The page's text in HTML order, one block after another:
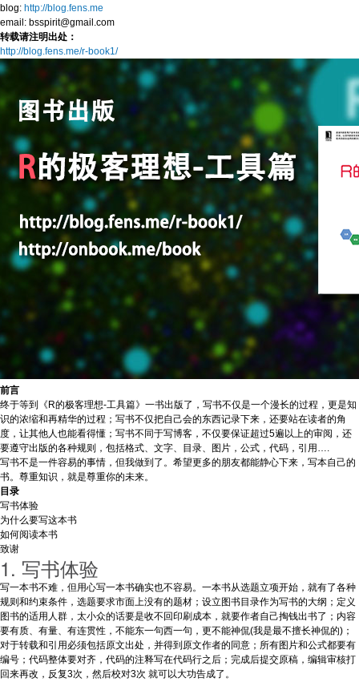
blog: http://blog.fens.me
email: bsspirit@gmail.com
转载请注明出处：
http://blog.fens.me/r-book1/
前言
终于等到《R的极客理想-工具篇》一书出版了，写书不仅是一个漫长的过程，更是知
识的浓缩和再精华的过程；写书不仅把自己会的东西记录下来，还要站在读者的角
度，让其他人也能看得懂；写书不同于写博客，不仅要保证超过5遍以上的审阅，还
要遵守出版的各种规则，包括格式、文字、目录、图片，公式，代码，引用….
写书不是一件容易的事情，但我做到了。希望更多的朋友都能静心下来，写本自己的
书。尊重知识，就是尊重你的未来。
目录
写书体验
为什么要写这本书
如何阅读本书
致谢
1. 写书体验
写一本书不难，但用心写一本书确实也不容易。一本书从选题立项开始，就有了各种
规则和约束条件，选题要求市面上没有的题材；设立图书目录作为写书的大纲；定义
图书的适用人群，太小众的话要是收不回印刷成本，就要作者自己掏钱出书了；内容
要有质、有量、有连贯性，不能东一句西一句，更不能神侃(我是最不擅长神侃的)；
对于转载和引用必须包括原文出处，并得到原文作者的同意；所有图片和公式都要有
编号；代码整体要对齐，代码的注释写在代码行之后；完成后提交原稿，编辑审核打
回来再改，反复3次，然后校对3次 就可以大功告成了。